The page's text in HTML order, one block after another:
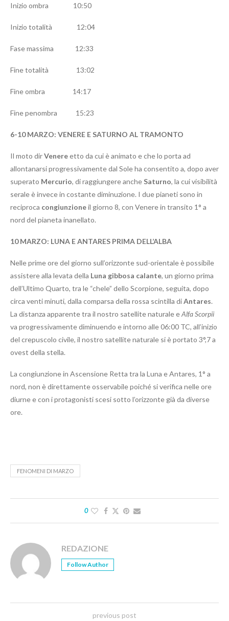
Inizio ombra 10:50
Inizio totalità 12:04
Fase massima 12:33
Fine totalità 13:02
Fine ombra 14:17
Fine penombra 15:23
6-10 MARZO: VENERE E SATURNO AL TRAMONTO
Il moto dirVenereetto da cui è animato e che lo porta ad
allontanarsi progressivamente dal Sole ha consentito a, dopo aver
superato Mercurio, di raggiungere anche Saturno, la cui visibilità
serale è invece in costante diminuzione. I due pianeti sono in
reciproca congiunzioneil giorno 8, con Venere in transito 1° a
nord del pianeta inanellato.
10 MARZO: LUNA E ANTARES PRIMA DELL’ALBA
Nelle prime ore del giorno sull’orizzonte sud-orientale è possibile
assistere alla levata della Luna gibbosa calante, un giorno prima
dell’Ultimo Quarto, tra le “chele” dello Scorpione, seguita, dopo
circa venti minuti, dalla comparsa della rossa scintilla diAntares.
La distanza apparente tra il nostro satellite naturale eAlfa Scorpii
va progressivamente diminuendo e intorno alle 06:00 TC, all’inizio
del crepuscolo civile, il nostro satellite naturale si è portato 3°,7 a
ovest della stella.
La congiunzione in Ascensione Retta tra la Luna e Antares, 1° a
nord, non è direttamente osservabile poiché si verifica nelle ore
diurne e con i protagonisti scesi sotto l’orizzonte già da diverse
ore.
FENOMENI DI MARZO
0
REDAZIONE
Follow Author
previous post